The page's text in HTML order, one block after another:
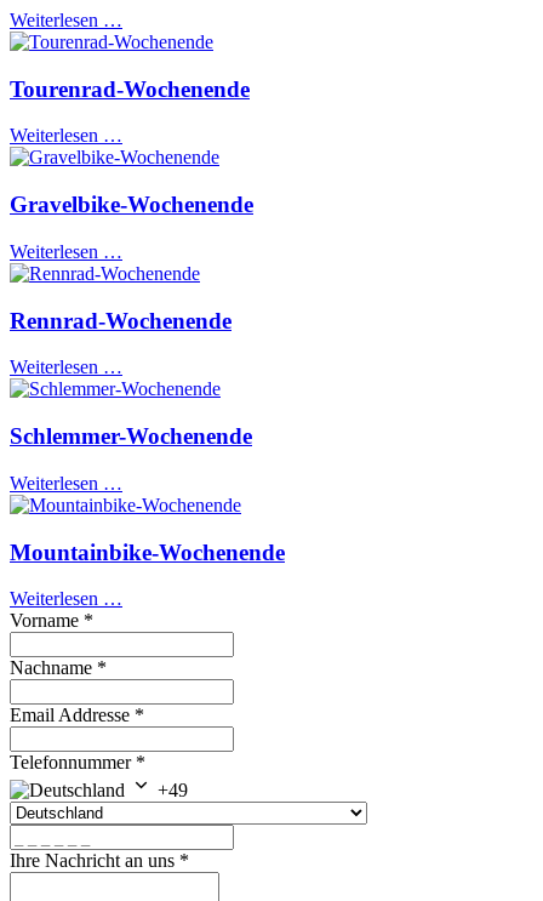
Weiterlesen …
Tourenrad-Wochenende
Weiterlesen …
Gravelbike-Wochenende
Weiterlesen …
Rennrad-Wochenende
Weiterlesen …
Schlemmer-Wochenende
Weiterlesen …
Mountainbike-Wochenende
Weiterlesen …
Vorname *
Nachname *
Email Addresse *
Telefonnummer *
+49
Ihre Nachricht an uns *